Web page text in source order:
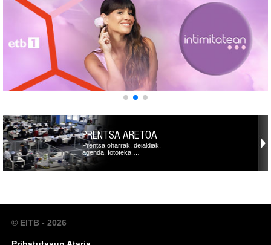
PRENTSA ARETOA
Prentsa oharrak, deialdiak,
agenda, fototeka,…
© EITB - 2026